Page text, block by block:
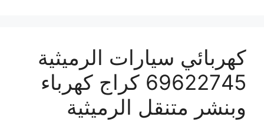
كهربائي سيارات الرميثية
69622745 كراج كهرباء
وبنشر متنقل الرميثية